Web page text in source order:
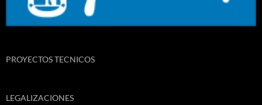
PROYECTOS TECNICOS
LEGALIZACIONES